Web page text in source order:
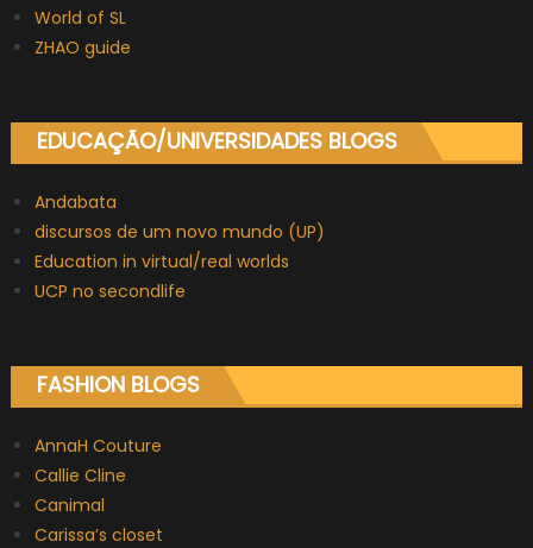
World of SL
ZHAO guide
EDUCAÇÃO/UNIVERSIDADES BLOGS
Andabata
discursos de um novo mundo (UP)
Education in virtual/real worlds
UCP no secondlife
FASHION BLOGS
AnnaH Couture
Callie Cline
Canimal
Carissa’s closet